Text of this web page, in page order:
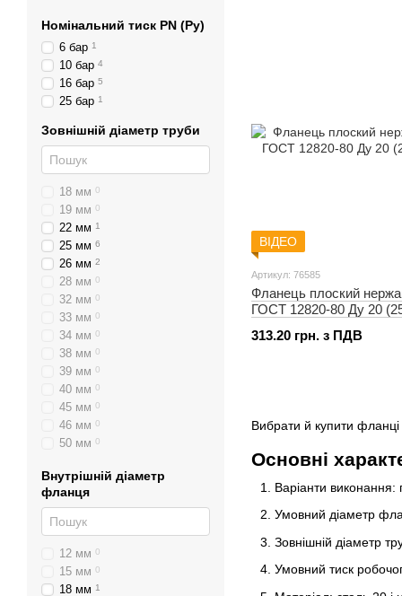
Вибрати й купити
Основні
Варіанти виконання:
Умовний діаметр
Зовнішній діаметр
Умовний тиск
ВІДЕО
Артикул: 76585
Фланець плоский
ГОСТ 12820-80 Ду 20
313.20 грн. з ПДВ
500 мм 6
600 мм
800 мм 2
1000 мм
Номінальний тиск PN (Ру)
6 бар 1
10 бар 4
16 бар 5
25 бар 1
Зовнішній діаметр труби
18 мм 0
19 мм 0
22 мм 1
25 мм 6
26 мм 2
28 мм 0
32 мм 0
33 мм 0
34 мм 0
38 мм 0
39 мм 0
40 мм 0
45 мм 0
46 мм 0
50 мм 0
57 мм 0
58 мм
70 мм
75 мм 0
76 мм 0
76,1 мм
Внутрішній діаметр
фланця
12 мм 0
15 мм 0
18 мм 1